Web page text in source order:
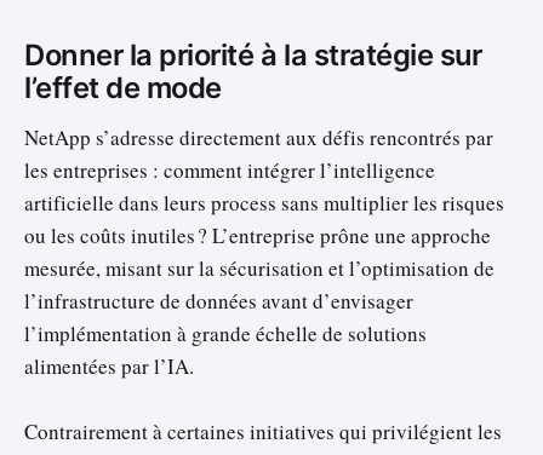
Donner la priorité à la stratégie sur
l’effet de mode
NetApp s’adresse directement aux défis rencontrés par
les entreprises : comment intégrer l’intelligence
artificielle dans leurs process sans multiplier les risques
ou les coûts inutiles ? L’entreprise prône une approche
mesurée, misant sur la sécurisation et l’optimisation de
l’infrastructure de données avant d’envisager
l’implémentation à grande échelle de solutions
alimentées par l’IA.
Contrairement à certaines initiatives qui privilégient les